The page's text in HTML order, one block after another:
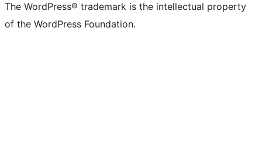
The WordPress® trademark is the intellectual property
of the WordPress Foundation.